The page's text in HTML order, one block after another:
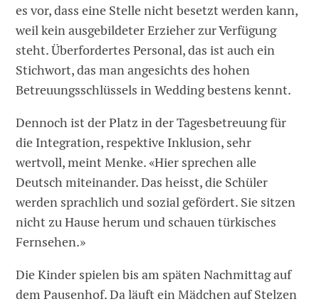
es vor, dass eine Stelle nicht besetzt werden kann,
weil kein ausgebildeter Erzieher zur Verfügung
steht. Überfordertes Personal, das ist auch ein
Stichwort, das man angesichts des hohen
Betreuungsschlüssels in Wedding bestens kennt.
Dennoch ist der Platz in der Tagesbetreuung für
die Integration, respektive Inklusion, sehr
wertvoll, meint Menke. «Hier sprechen alle
Deutsch miteinander. Das heisst, die Schüler
werden sprachlich und sozial gefördert. Sie sitzen
nicht zu Hause herum und schauen türkisches
Fernsehen.»
Die Kinder spielen bis am späten Nachmittag auf
dem Pausenhof. Da läuft ein Mädchen auf Stelzen